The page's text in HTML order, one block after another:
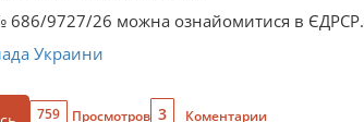
686/9727/26 можна ознайомитися в ЄДРСР.
Украини
759 Просмотров 3 Коментарии